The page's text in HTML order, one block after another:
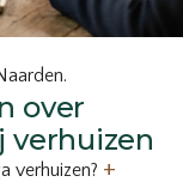
over
verhuizen
verhuizen? +